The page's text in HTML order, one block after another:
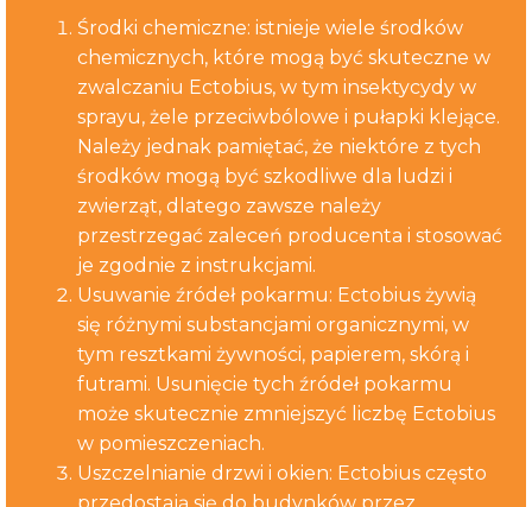
Środki chemiczne: istnieje wiele środków
chemicznych, które mogą być skuteczne w
zwalczaniu Ectobius, w tym insektycydy w
sprayu, żele przeciwbólowe i pułapki klejące.
Należy jednak pamiętać, że niektóre z tych
środków mogą być szkodliwe dla ludzi i
zwierząt, dlatego zawsze należy
przestrzegać zaleceń producenta i stosować
je zgodnie z instrukcjami.
Usuwanie źródeł pokarmu: Ectobius żywią
się różnymi substancjami organicznymi, w
tym resztkami żywności, papierem, skórą i
futrami. Usunięcie tych źródeł pokarmu
może skutecznie zmniejszyć liczbę Ectobius
w pomieszczeniach.
Uszczelnianie drzwi i okien: Ectobius często